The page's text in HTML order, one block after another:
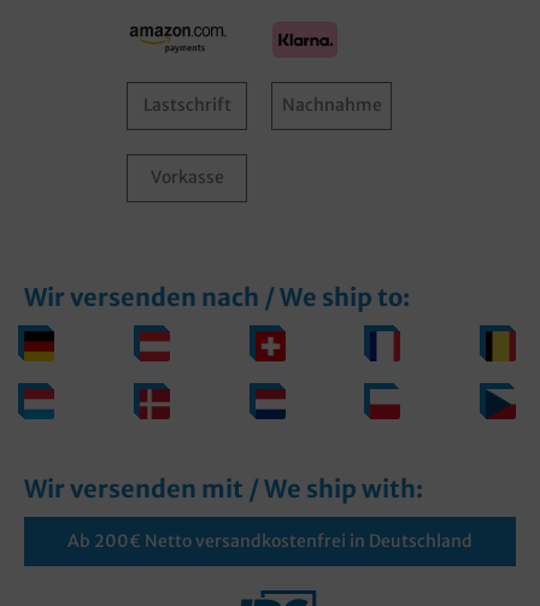
Lastschrift Nachnahme
Vorkasse
Wir versenden nach / We ship to:
Wir versenden mit / We ship with:
Ab 200€ Netto versandkostenfrei in Deutschland